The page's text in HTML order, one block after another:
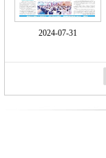
2024-07-31